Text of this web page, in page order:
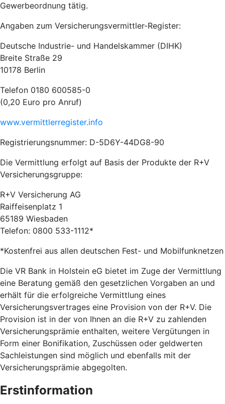
Gewerbeordnung tätig.
Angaben zum Versicherungsvermittler-Register:
Deutsche Industrie- und Handelskammer (DIHK)
Breite Straße 29
10178 Berlin
Telefon 0180 600585-0
(0,20 Euro pro Anruf)
www.vermittlerregister.info
Registrierungsnummer: D-5D6Y-44DG8-90
Die Vermittlung erfolgt auf Basis der Produkte der R+V
Versicherungsgruppe:
R+V Versicherung AG
Raiffeisenplatz 1
65189 Wiesbaden
Telefon: 0800 533-1112*
*Kostenfrei aus allen deutschen Fest- und Mobilfunknetzen
Die VR Bank in Holstein eG bietet im Zuge der Vermittlung
eine Beratung gemäß den gesetzlichen Vorgaben an und
erhält für die erfolgreiche Vermittlung eines
Versicherungsvertrages eine Provision von der R+V. Die
Provision ist in der von Ihnen an die R+V zu zahlenden
Versicherungsprämie enthalten, weitere Vergütungen in
Form einer Bonifikation, Zuschüssen oder geldwerten
Sachleistungen sind möglich und ebenfalls mit der
Versicherungsprämie abgegolten.
Erstinformation